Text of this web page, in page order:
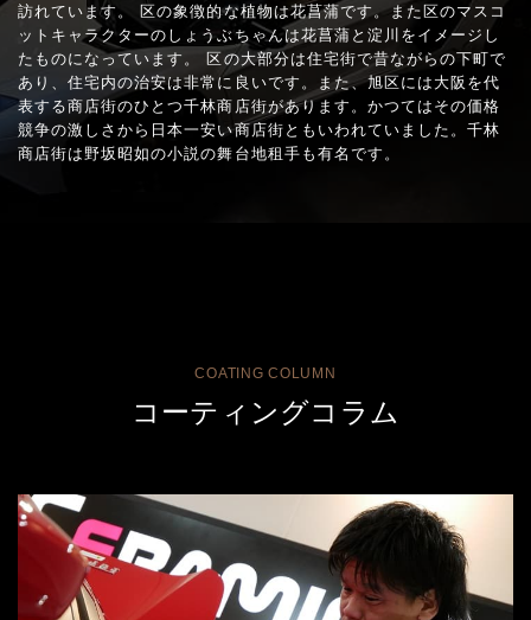
訪れています。 区の象徴的な植物は花菖蒲です。また区のマスコ
ットキャラクターのしょうぶちゃんは花菖蒲と淀川をイメージし
たものになっています。 区の大部分は住宅街で昔ながらの下町で
あり、住宅内の治安は非常に良いです。また、旭区には大阪を代
表する商店街のひとつ千林商店街があります。かつてはその価格
競争の激しさから日本一安い商店街ともいわれていました。千林
商店街は野坂昭如の小説の舞台地租手も有名です。
COATING COLUMN
コーティングコラム